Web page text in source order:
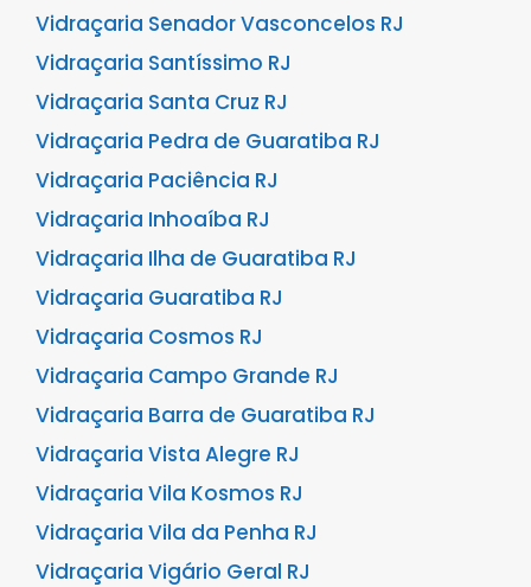
Vidraçaria Senador Vasconcelos RJ
Vidraçaria Santíssimo RJ
Vidraçaria Santa Cruz RJ
Vidraçaria Pedra de Guaratiba RJ
Vidraçaria Paciência RJ
Vidraçaria Inhoaíba RJ
Vidraçaria Ilha de Guaratiba RJ
Vidraçaria Guaratiba RJ
Vidraçaria Cosmos RJ
Vidraçaria Campo Grande RJ
Vidraçaria Barra de Guaratiba RJ
Vidraçaria Vista Alegre RJ
Vidraçaria Vila Kosmos RJ
Vidraçaria Vila da Penha RJ
Vidraçaria Vigário Geral RJ